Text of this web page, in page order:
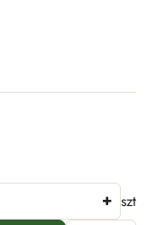
szt